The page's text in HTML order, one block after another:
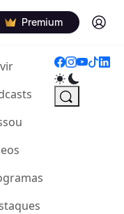
Premium Log in
(current)